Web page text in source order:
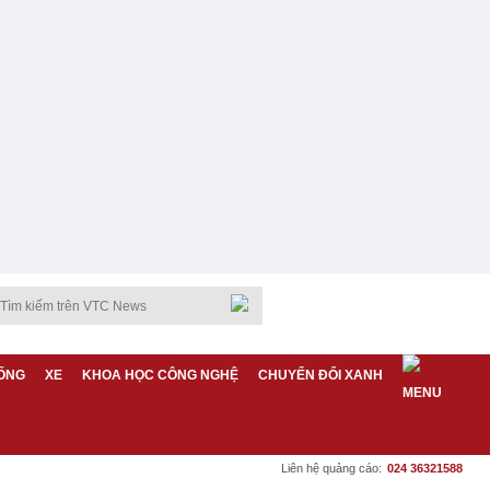
XE KHOA HỌC CÔNG NGHỆ CHUYỂN ĐỔI XANH
Liên hệ quảng cáo: 024 36321588